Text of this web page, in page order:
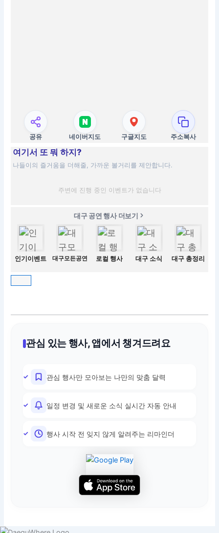
공유 네이버지도 구글지도 주소복사
여기서 또 뭐 하지?
나들이의 즐거움을 더해줄, 가까운 볼거리를 제안합니다.
주변에 진행 중인 이벤트가 없습니다
대구 공연 행사 더보기
인기이벤트 대구모든공연 로컬 행사 대구 소식 대구 총정리
관심 있는 행사, 앱에서 챙겨드려요
관심 행사만 모아보는 나만의 맞춤 달력
일정 변경 및 새로운 소식 실시간 자동 안내
행사 시작 전 잊지 않게 알려주는 리마인더